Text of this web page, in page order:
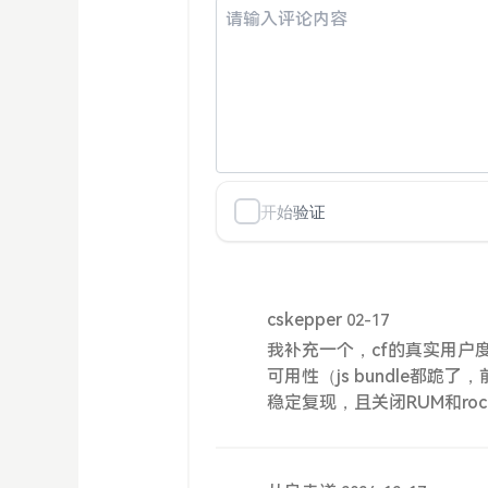
cskepper 02-17
我补充一个，cf的真实用户
可用性（js bundle都跪了
稳定复现，且关闭RUM和